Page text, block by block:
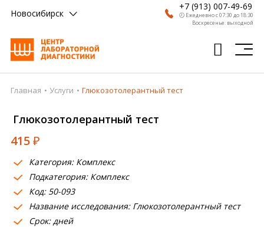
Новосибирск
+7 (913) 007-49-69
🕗 Ежедневно с 07:30 до 18:30
Воскресенье: выходной
Главная
Анализы
Врачи
Получить результат
Пациентам
О компании
Главная Услуги Глюкозотолерантный тест
Глюкозотолерантный тест
415₽
Категория: Комплекс
Подкатегория: Комплекс
Код: 50-093
Название исследования: Глюкозотолерантный тест
Срок: дней